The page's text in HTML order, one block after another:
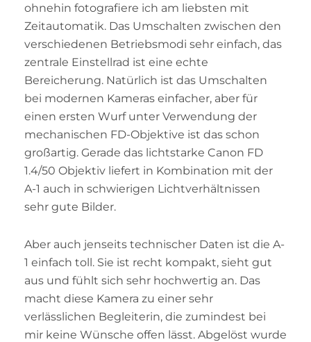
ohnehin fotografiere ich am liebsten mit
Zeitautomatik. Das Umschalten zwischen den
verschiedenen Betriebsmodi sehr einfach, das
zentrale Einstellrad ist eine echte
Bereicherung. Natürlich ist das Umschalten
bei modernen Kameras einfacher, aber für
einen ersten Wurf unter Verwendung der
mechanischen FD-Objektive ist das schon
großartig. Gerade das lichtstarke Canon FD
1.4/50 Objektiv liefert in Kombination mit der
A-1 auch in schwierigen Lichtverhältnissen
sehr gute Bilder.
Aber auch jenseits technischer Daten ist die A-
1 einfach toll. Sie ist recht kompakt, sieht gut
aus und fühlt sich sehr hochwertig an. Das
macht diese Kamera zu einer sehr
verlässlichen Begleiterin, die zumindest bei
mir keine Wünsche offen lässt. Abgelöst wurde